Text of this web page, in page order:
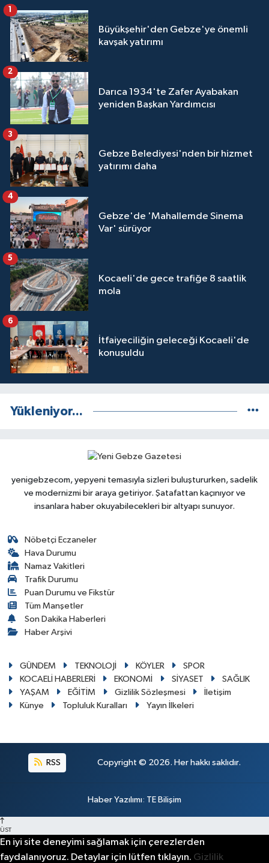
Büyükşehir'den Gebze'ye önemli
kavşak yatırımı
1
Darıca 1934'te Zafer Ayabakan
yeniden Başkan Yardımcısı
2
Gebze Belediyesi'nden bir hizmet
yatırımı daha
3
Gebze'de 'Mahallemde Sinema
Var' sürüyor
4
Kocaeli'de gece trafiğe 8 saatlik
mola
5
İtfaiyeciliğin geleceği Kocaeli'de
konuşuldu
6
Yükleniyor...
yenigebzecom, yepyeni temasıyla sizleri buluştururken, sadelik
ve modernizmi bir araya getiriyor. Şatafattan kaçınıyor ve
insanlara haber okuyabilecekleri bir altyapı sunuyor.
Nöbetçi Eczaneler
Hava Durumu
Namaz Vakitleri
Trafik Durumu
Puan Durumu ve Fikstür
Tüm Manşetler
Son Dakika Haberleri
Haber Arşivi
GÜNDEM TEKNOLOJİ KÖYLER
SPOR
KOCAELİ HABERLERİ
EKONOMİ SİYASET
SAĞLIK
YAŞAM
EĞİTİM Gizlilik Sözleşmesi
İletişim
Künye
Topluluk Kuralları Yayın İlkeleri
RSS Copyright © 2026. Her hakkı saklıdır.
Haber Yazılımı: TE Bilişim
ÜST
En iyi site deneyimi sağlamak için çerezlerden
faydalanıyoruz. Detaylar için lütfen tıklayın. Gizlilik